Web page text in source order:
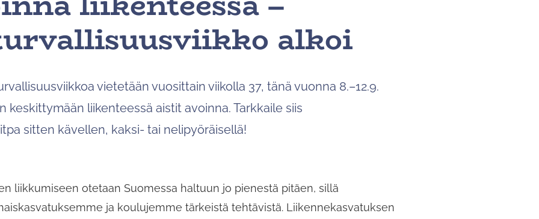
alkoi
vietetään vuosittain viikolla 37, tänä vuonna 8.–12.9.
keskittymään liikenteessä aistit avoinna. Tarkkaile siis
sitten kävellen, kaksi- tai nelipyöräisellä!
liikkumiseen otetaan Suomessa haltuun jo pienestä pitäen, sillä
ja koulujemme tärkeistä tehtävistä. Liikennekasvatuksen